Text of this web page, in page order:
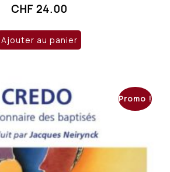
CHF 24.00
Ajouter au panier
Promo !